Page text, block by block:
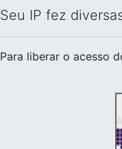
Seu IP fez
Para liberar o acesso